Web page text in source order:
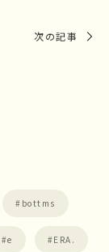
次の記事
bottms
e ERA.